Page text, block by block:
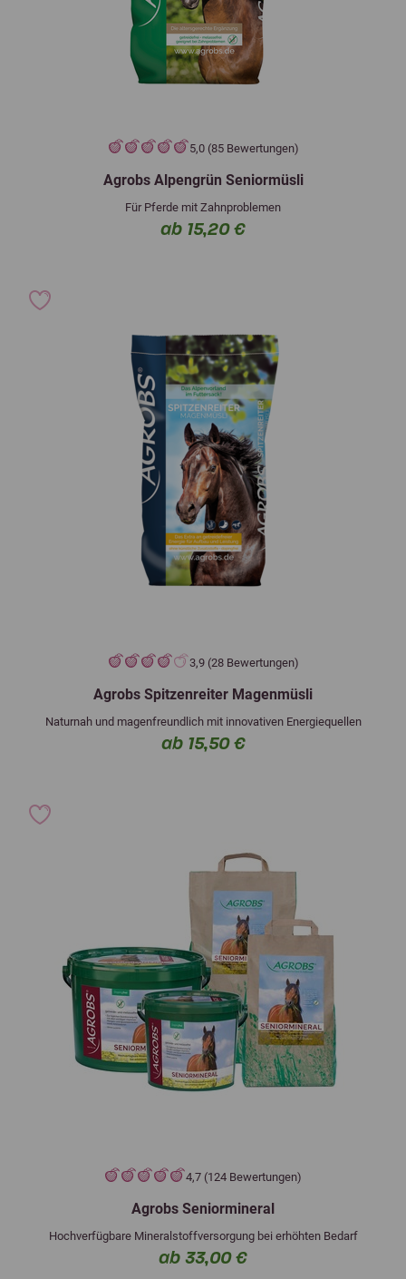
5,0 (85 Bewertungen)
Agrobs Alpengrün Seniormüsli
Für Pferde mit Zahnproblemen
ab 15,20 €
3,9 (28 Bewertungen)
Agrobs Spitzenreiter Magenmüsli
Naturnah und magenfreundlich mit innovativen Energiequellen
ab 15,50 €
4,7 (124 Bewertungen)
Agrobs Seniormineral
Hochverfügbare Mineralstoffversorgung bei erhöhten Bedarf
ab 33,00 €